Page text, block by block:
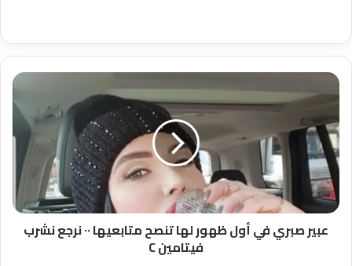
عبير
صبري
في
أول
ظهور
لها
تنصح
متابعيها
٠٠
نرجع
عبير صبري في أول ظهور لها تنصح متابعيها ٠٠ نرجع نشرب
فيتامين C